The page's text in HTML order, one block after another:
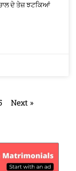
ਦੇ ਤੇਜ਼ ਝਟਕਿਆਂ
Next »